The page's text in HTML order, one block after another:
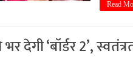
Read
‘बॉर्डर 2’,